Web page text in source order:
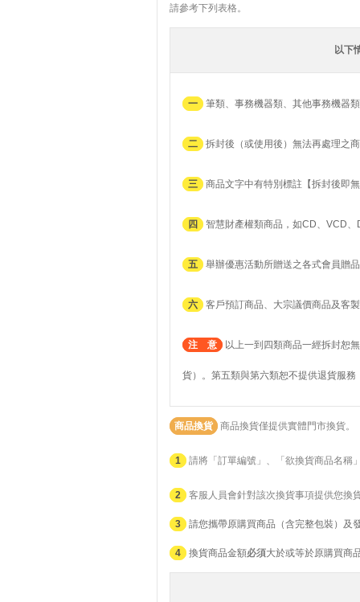
請參考下列表格。
以下
一 筆類、事務機器類、其他事務機器
二 拆封後（或使用後）無法再處理之
三 商品文字中有特別標註【拆封後即
四 智慧財產權類商品，如CD、VCD
五 舉辦優惠活動所贈送之各式會員贈品
六 客戶預訂商品、大宗議價商品及客
注 意 以上一到四類商品一經拆封恕
貨）。第五類與第六類恕不提供退貨服
商品換貨 商品換貨僅提供實體門市換貨。
1 請將「訂單編號」、「欲換貨商品名稱
2 客服人員會針對該次換貨事項提供您換
3 請您攜帶原購買商品（含完整包裝）及
4 換貨商品金額必須大於或等於原購買商